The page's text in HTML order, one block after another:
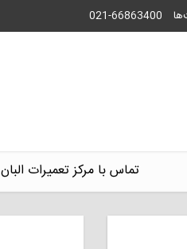
021-66863400
تماس با مرکز تعمیرات البان